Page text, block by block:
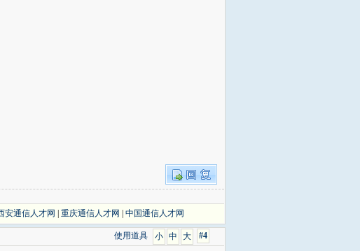
安通信人才网 重庆通信人才网 中国通信人才网
#4
大
中
小
使用道具